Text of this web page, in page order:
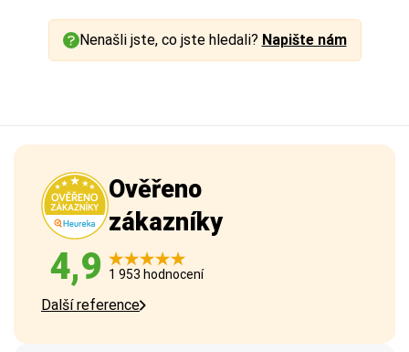
Nenašli jste, co jste hledali? Napište nám
Ověřeno
zákazníky
4,9 1 953 hodnocení
Další reference